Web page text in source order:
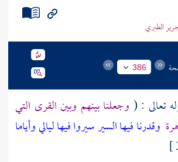
الطبري
386
تعالى : ( وجعلنا بينهم وبين القرى التي
وقدرنا فيها السير سيروا فيها ليالي وأياما